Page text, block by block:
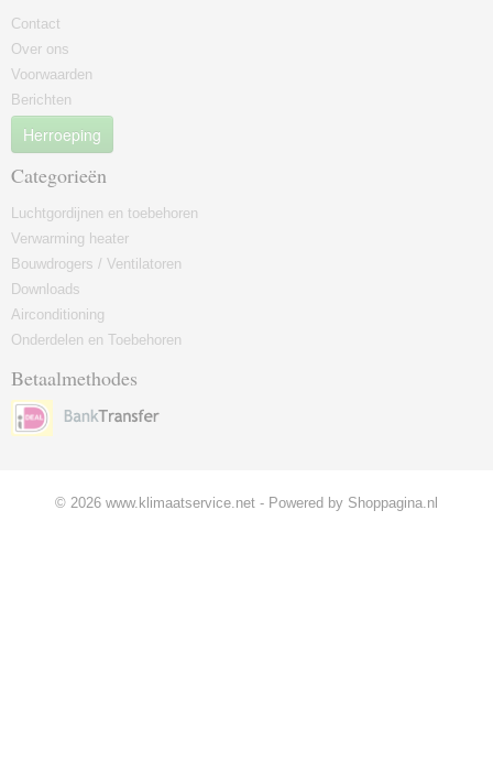
Contact
Over ons
Voorwaarden
Berichten
Herroeping
Categorieën
Luchtgordijnen en toebehoren
Verwarming heater
Bouwdrogers / Ventilatoren
Downloads
Airconditioning
Onderdelen en Toebehoren
Betaalmethodes
© 2026 www.klimaatservice.net - Powered by Shoppagina.nl